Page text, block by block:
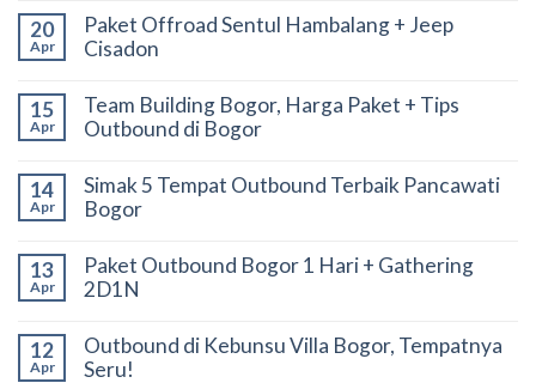
20
Apr
Paket Offroad Sentul Hambalang + Jeep
Cisadon
15
Apr
Team Building Bogor, Harga Paket + Tips
Outbound di Bogor
14
Apr
Simak 5 Tempat Outbound Terbaik Pancawati
Bogor
13
Apr
Paket Outbound Bogor 1 Hari + Gathering
2D1N
12
Apr
Outbound di Kebunsu Villa Bogor, Tempatnya
Seru!